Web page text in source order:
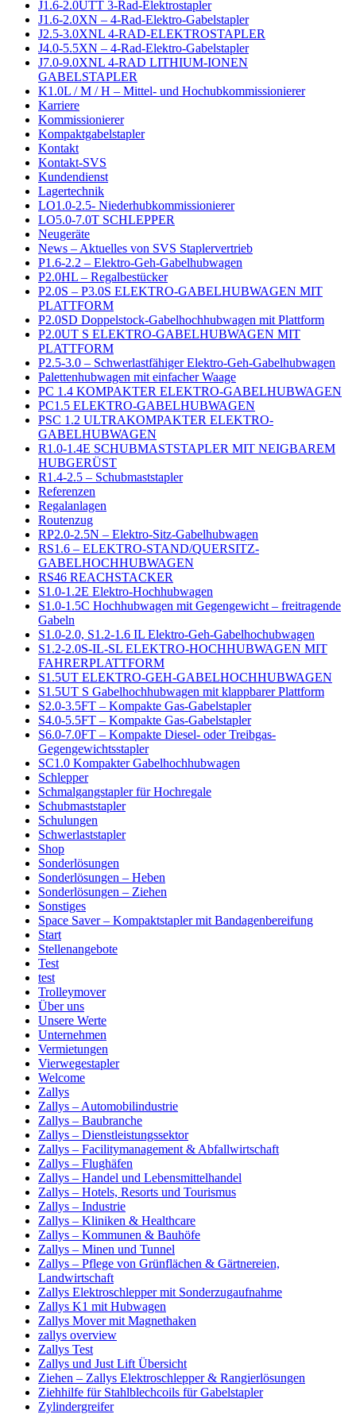
J1.6-2.0UTT 3-Rad-Elektrostapler
J1.6-2.0XN – 4-Rad-Elektro-Gabelstapler
J2.5-3.0XNL 4-RAD-ELEKTROSTAPLER
J4.0-5.5XN – 4-Rad-Elektro-Gabelstapler
J7.0-9.0XNL 4-RAD LITHIUM-IONEN
GABELSTAPLER
K1.0L / M / H – Mittel- und Hochubkommissionierer
Karriere
Kommissionierer
Kompaktgabelstapler
Kontakt
Kontakt-SVS
Kundendienst
Lagertechnik
LO1.0-2.5- Niederhubkommissionierer
LO5.0-7.0T SCHLEPPER
Neugeräte
News – Aktuelles von SVS Staplervertrieb
P1.6-2.2 – Elektro-Geh-Gabelhubwagen
P2.0HL – Regalbestücker
P2.0S – P3.0S ELEKTRO-GABELHUBWAGEN MIT
PLATTFORM
P2.0SD Doppelstock-Gabelhochhubwagen mit Plattform
P2.0UT S ELEKTRO-GABELHUBWAGEN MIT
PLATTFORM
P2.5-3.0 – Schwerlastfähiger Elektro-Geh-Gabelhubwagen
Palettenhubwagen mit einfacher Waage
PC 1.4 KOMPAKTER ELEKTRO-GABELHUBWAGEN
PC1.5 ELEKTRO-GABELHUBWAGEN
PSC 1.2 ULTRAKOMPAKTER ELEKTRO-
GABELHUBWAGEN
R1.0-1.4E SCHUBMASTSTAPLER MIT NEIGBAREM
HUBGERÜST
R1.4-2.5 – Schubmaststapler
Referenzen
Regalanlagen
Routenzug
RP2.0-2.5N – Elektro-Sitz-Gabelhubwagen
RS1.6 – ELEKTRO-STAND/QUERSITZ-
GABELHOCHHUBWAGEN
RS46 REACHSTACKER
S1.0-1.2E Elektro-Hochhubwagen
S1.0-1.5C Hochhubwagen mit Gegengewicht – freitragende
Gabeln
S1.0-2.0, S1.2-1.6 IL Elektro-Geh-Gabelhochubwagen
S1.2-2.0S-IL-SL ELEKTRO-HOCHHUBWAGEN MIT
FAHRERPLATTFORM
S1.5UT ELEKTRO-GEH-GABELHOCHHUBWAGEN
S1.5UT S Gabelhochhubwagen mit klappbarer Plattform
S2.0-3.5FT – Kompakte Gas-Gabelstapler
S4.0-5.5FT – Kompakte Gas-Gabelstapler
S6.0-7.0FT – Kompakte Diesel- oder Treibgas-
Gegengewichtsstapler
SC1.0 Kompakter Gabelhochhubwagen
Schlepper
Schmalgangstapler für Hochregale
Schubmaststapler
Schulungen
Schwerlaststapler
Shop
Sonderlösungen
Sonderlösungen – Heben
Sonderlösungen – Ziehen
Sonstiges
Space Saver – Kompaktstapler mit Bandagenbereifung
Start
Stellenangebote
Test
test
Trolleymover
Über uns
Unsere Werte
Unternehmen
Vermietungen
Vierwegestapler
Welcome
Zallys
Zallys – Automobilindustrie
Zallys – Baubranche
Zallys – Dienstleistungssektor
Zallys – Facilitymanagement & Abfallwirtschaft
Zallys – Flughäfen
Zallys – Handel und Lebensmittelhandel
Zallys – Hotels, Resorts und Tourismus
Zallys – Industrie
Zallys – Kliniken & Healthcare
Zallys – Kommunen & Bauhöfe
Zallys – Minen und Tunnel
Zallys – Pflege von Grünflächen & Gärtnereien,
Landwirtschaft
Zallys Elektroschlepper mit Sonderzugaufnahme
Zallys K1 mit Hubwagen
Zallys Mover mit Magnethaken
zallys overview
Zallys Test
Zallys und Just Lift Übersicht
Ziehen – Zallys Elektroschlepper & Rangierlösungen
Ziehhilfe für Stahlblechcoils für Gabelstapler
Zylindergreifer